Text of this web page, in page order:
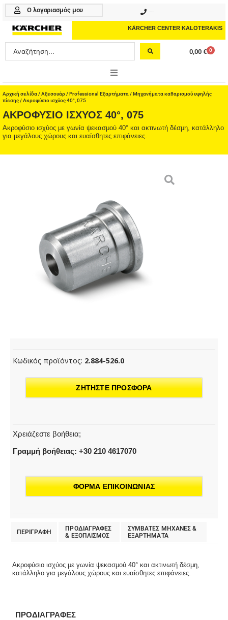
Μετάβαση
περιεχόμενο
Ο λογαριασμός μου
KÄRCHER CENTER KALOTERAKIS
Search
...
0,00 € 0
Cart
ONLINE SHOP
HOME & GARDEN
PROFESSIONAL
Αρχική σελίδα /Αξεσουάρ/Professional Εξαρτήματα /Μηχανήματα καθαρισμού υψηλής
πίεσης/ Ακροφύσιο ισχύος 40°, 075
ΑΚΡΟΦΎΣΙΟ ΙΣΧΎΟΣ 40°, 075
Ακροφύσιο ισχύος με γωνία ψεκασμού 40° και ακτινωτή δέσμη, κατάλληλο
για μεγάλους χώρους και ευαίσθητες επιφάνειες.
Κωδικός προϊόντος: 2.884-526.0
ΖΗΤΗΣΤΕ ΠΡΟΣΦΟΡΑ
Χρειάζεστε βοήθεια;
Γραμμή βοήθειας: +30 210 4617070
ΦΟΡΜΑ ΕΠΙΚΟΙΝΩΝΙΑΣ
ΠΕΡΙΓΡΑΦΗ
ΠΡΟΔΙΑΓΡΑΦΕΣ
& EΞΟΠΛΙΣΜΟΣ
ΣΥΜΒΑΤΕΣ ΜΗΧΑΝΕΣ &
ΕΞΑΡΤΗΜΑΤΑ
Ακροφύσιο ισχύος με γωνία ψεκασμού 40° και ακτινωτή δέσμη,
κατάλληλο για μεγάλους χώρους και ευαίσθητες επιφάνειες.
ΠΡΟΔΙΑΓΡΑΦΕΣ